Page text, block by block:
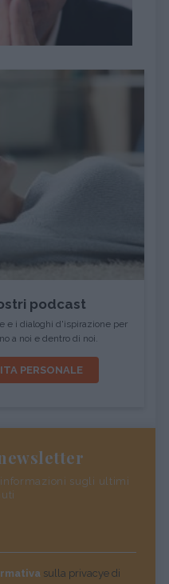
podcast
e i dialoghi d'ispirazione per
a noi e dentro di noi.
PERSONALE
sugli ultimi
sulla privacye di